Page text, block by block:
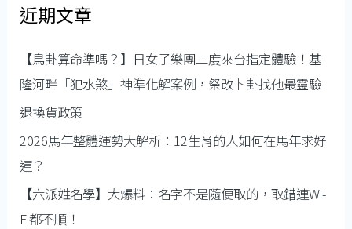
吧!字
近期文章
【鳥卦算命準嗎？】日女子樂團二度來台指定體驗！基
隆河畔「犯水煞」神準化解案例，祭改卜卦找他最靈驗
退換貨政策
2026馬年整體運勢大解析：12生肖的人如何在馬年求好
運？
【六派姓名學】大爆料：名字不是隨便取的，取錯連Wi-
Fi都不順！